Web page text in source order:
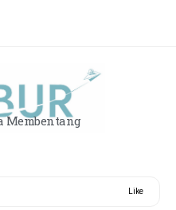
Membentang
Like